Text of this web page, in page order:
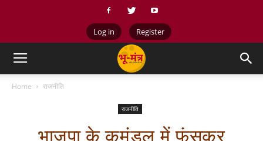
Log in Register
Home राजनीति
राजनीति
भाजपा के कमंडल में फंसकर